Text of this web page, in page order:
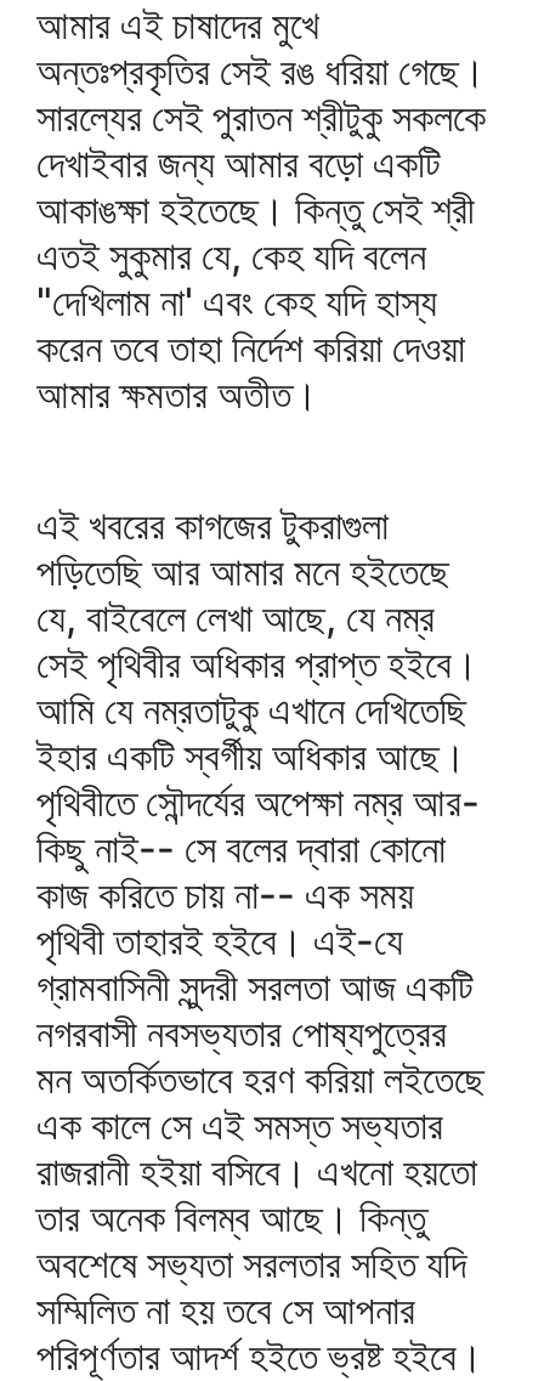
আমার এই চাষাদের মুখে
অন্তঃপ্রকৃতির সেই রঙ ধরিয়া গেছে।
সারল্যের সেই পুরাতন শ্রীটুকু সকলকে
দেখাইবার জন্য আমার বড়ো একটি
আকাঙক্ষা হইতেছে। কিন্তু সেই শ্রী
এতই সুকুমার যে, কেহ যদি বলেন
"দেখিলাম না' এবং কেহ যদি হাস্য
করেন তবে তাহা নির্দেশ করিয়া দেওয়া
আমার ক্ষমতার অতীত।
এই খবরের কাগজের টুকরাগুলা
পড়িতেছি আর আমার মনে হইতেছে
যে, বাইবেলে লেখা আছে, যে নম্র
সেই পৃথিবীর অধিকার প্রাপ্ত হইবে।
আমি যে নম্রতাটুকু এখানে দেখিতেছি
ইহার একটি স্বর্গীয় অধিকার আছে।
পৃথিবীতে সৌন্দর্যের অপেক্ষা নম্র আর-
কিছু নাই-- সে বলের দ্বারা কোনো
কাজ করিতে চায় না-- এক সময়
পৃথিবী তাহারই হইবে। এই-যে
গ্রামবাসিনী সুন্দরী সরলতা আজ একটি
নগরবাসী নবসভ্যতার পোষ্যপুত্রের
মন অতর্কিতভাবে হরণ করিয়া লইতেছে
এক কালে সে এই সমস্ত সভ্যতার
রাজরানী হইয়া বসিবে। এখনো হয়তো
তার অনেক বিলম্ব আছে। কিন্তু
অবশেষে সভ্যতা সরলতার সহিত যদি
সম্মিলিত না হয় তবে সে আপনার
পরিপূর্ণতার আদর্শ হইতে ভ্রষ্ট হইবে।